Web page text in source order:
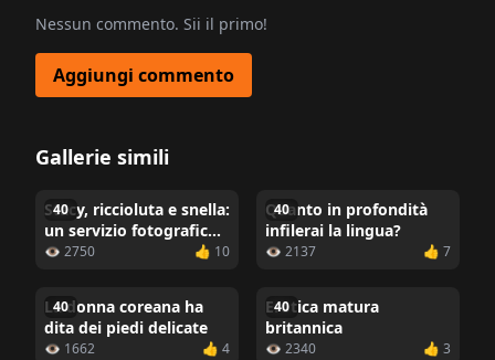
Nessun commento. Sii il primo!
Aggiungi commento
Gallerie simili
40
Stacy, riccioluta e snella:
un servizio fotografico
audace con una ragazza
👁 2750 👍 10
40
Quanto in profondità
infilerai la lingua?
👁 2137 👍 7
40
La donna coreana ha
dita dei piedi delicate
👁 1662 👍 4
40
Erotica matura
britannica
👁 2340 👍 3